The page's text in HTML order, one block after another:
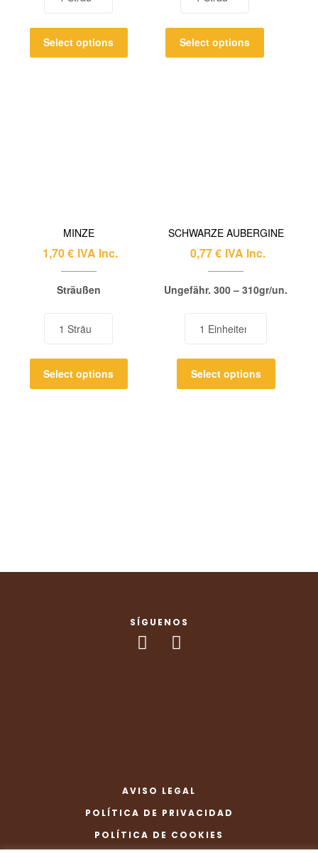
Select options Select options
MINZE
1,70€ IVA Inc.
Sträußen
Select options
SCHWARZE AUBERGINE
0,77€ IVA Inc.
Ungefähr. 300 – 310gr/un.
Select options
SÍGUENOS
AVISO LEGAL
POLÍTICA DE PRIVACIDAD
POLÍTICA DE COOKIES